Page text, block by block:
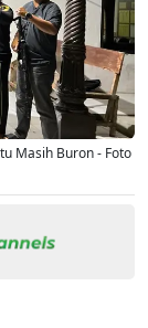
Masih Buron - Foto